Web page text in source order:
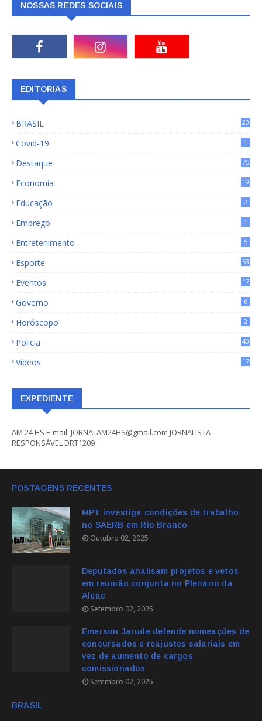
NOSSAS REDES SOCIAIS
EDITORIAS
BRASIL
20
Covid-19 1
Destaque
75
Economia
19
Educação 2
Emprego 1
Entretenimento 5
Esporte 53
Eventos 17
Governo 6
Horóscopo 2
Policia 40
Vídeos 17
EXPEDIENTE
AM 24 HS E-mail: JORNALAM24HS@gmail.com JORNALISTA
RESPONSÁVEL DRT1209
POSTAGENS RECENTES
MPT investiga condições de trabalho
no SAERB em Rio Branco
Outubro 02, 2025
Deputados analisam projetos e vetos
em reunião conjunta no Plenário da
Aleac
Setembro 02, 2025
Emerson Jarude defende nomeações de
concursados e reajustes salariais em
vez de aumento de cargos
comissionados
Setembro 02, 2025
BRASIL